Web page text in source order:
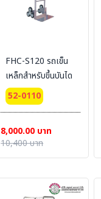
FHC-S120 รถเข็น
เหล็กสำหรับขึ้นบันได
52-0110
8,000.00 บาท
10,400 บาท